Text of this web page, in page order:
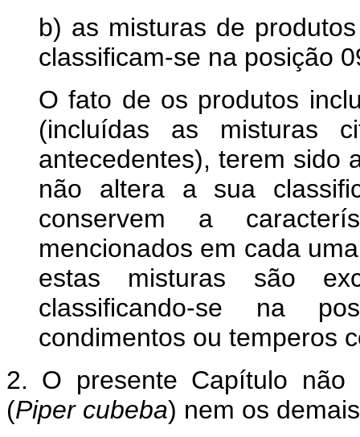
b) as misturas de
classificam-se na posição
O fato de os produtos
(incluídas as misturas
antecedentes), terem sido
não altera a sua
conservem a
mencionados em cada
estas misturas são
classificando-se na
condimentos ou temperos
2. O presente Capítulo não
(Piper cubeba) nem os